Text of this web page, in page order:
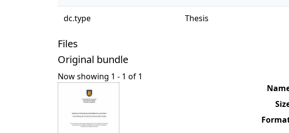
dc.type Thesis
Files
Original bundle
Now showing 1 - 1 of 1